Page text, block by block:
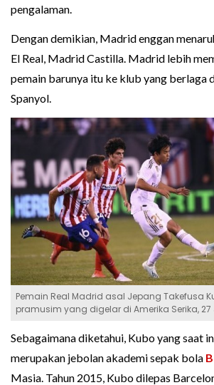
pengalaman.
Dengan demikian, Madrid enggan
El Real, Madrid Castilla. Madrid lebih
pemain barunya itu ke klub yang berlaga
Spanyol.
Pemain Real Madrid asal Jepang Takefusa
pramusim yang digelar di Amerika Serika, 27
Sebagaimana diketahui, Kubo yang saat
merupakan jebolan akademi sepak bola
Masia. Tahun 2015, Kubo dilepas